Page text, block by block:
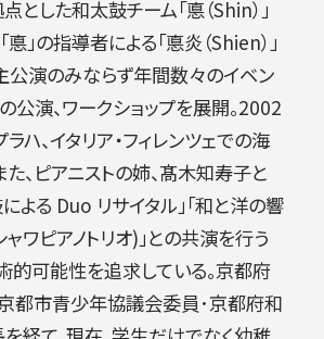
した和太鼓チーム「悳（Shin）」
悳」の指導者による「悳炎（Shien）」
公演のみならず年間数々のイベン
公演、ワークショップを展開。2002
ラハ、イタリア・フィレンツェでの海
、ピアニストの姉、髙木知寿子と
よる Duo リサイタル」「和と洋の響
ワピアノトリオ)」との共演を行う
的可能性を追求している。京都府
都市青少年協議会委員･京都府和